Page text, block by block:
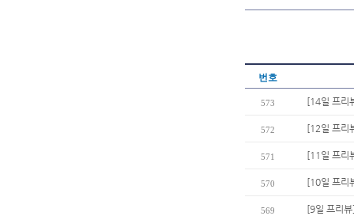
번호
573 [14일 프리
572 [12일 프리
571 [11일 프리
570 [10일 프리
569 [9일 프리